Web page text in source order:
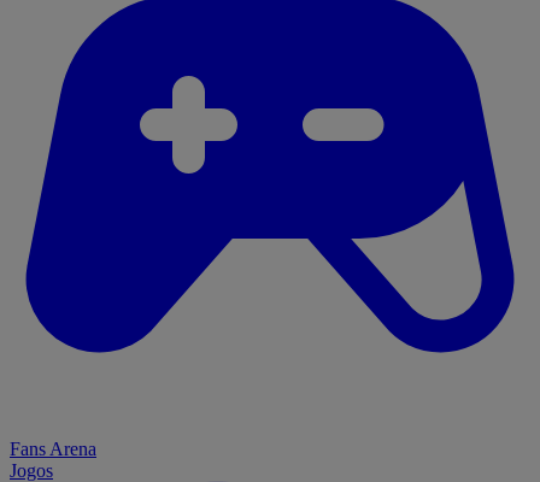
Fans Arena
Jogos